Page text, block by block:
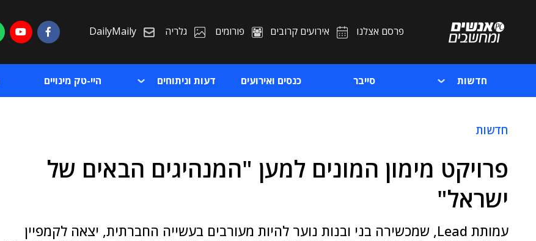
פרסם אצלנו אירועים קרובים פורומים גלריה DailyMaily
חדשות סייבר כנסים ואירועים דעות וניתוחים היי-טק מינויים
חדשות
פרויקט מימון המונים למען "המנהיגים הבאים של
ישראל"
עמותת Lead, שמכשירה בני ובנות נוער להיות מעורבים בעשייה החברתית, יצאה לקמפיין